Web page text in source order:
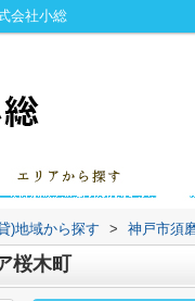
会社小総
)地域から探す > 神戸市須
木町